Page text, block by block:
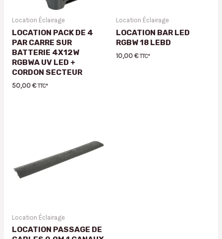
Location Éclairage
LOCATION PACK DE 4
PAR CARRE SUR
BATTERIE 4X12W
RGBWA UV LED +
CORDON SECTEUR
50,00€ TTC*
Location Éclairage
LOCATION BAR LED
RGBW 18 LEBD
10,00€ TTC*
Location Éclairage
LOCATION PASSAGE DE